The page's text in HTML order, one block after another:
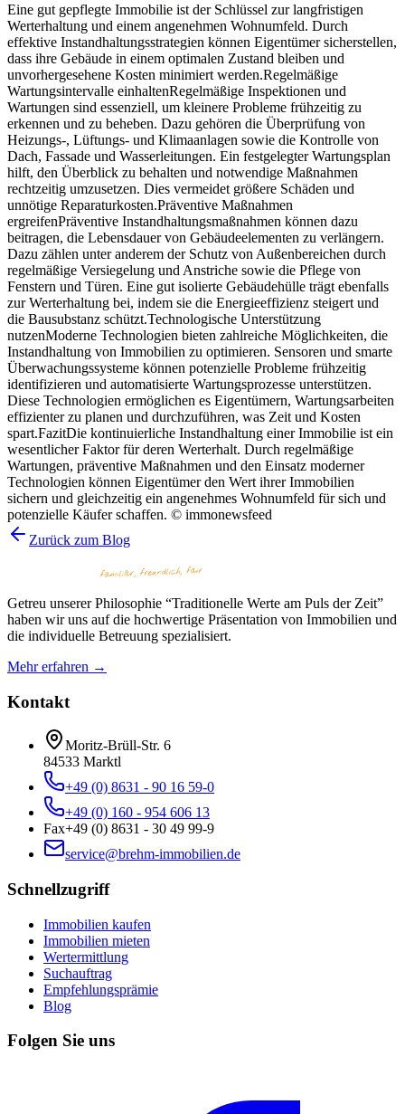
Eine gut gepflegte Immobilie ist der Schlüssel zur langfristigen
Werterhaltung und einem angenehmen Wohnumfeld. Durch
effektive Instandhaltungsstrategien können Eigentümer sicherstellen,
dass ihre Gebäude in einem optimalen Zustand bleiben und
unvorhergesehene Kosten minimiert werden.Regelmäßige
Wartungsintervalle einhaltenRegelmäßige Inspektionen und
Wartungen sind essenziell, um kleinere Probleme frühzeitig zu
erkennen und zu beheben. Dazu gehören die Überprüfung von
Heizungs-, Lüftungs- und Klimaanlagen sowie die Kontrolle von
Dach, Fassade und Wasserleitungen. Ein festgelegter Wartungsplan
hilft, den Überblick zu behalten und notwendige Maßnahmen
rechtzeitig umzusetzen. Dies vermeidet größere Schäden und
unnötige Reparaturkosten.Präventive Maßnahmen
ergreifenPräventive Instandhaltungsmaßnahmen können dazu
beitragen, die Lebensdauer von Gebäudeelementen zu verlängern.
Dazu zählen unter anderem der Schutz von Außenbereichen durch
regelmäßige Versiegelung und Anstriche sowie die Pflege von
Fenstern und Türen. Eine gut isolierte Gebäudehülle trägt ebenfalls
zur Werterhaltung bei, indem sie die Energieeffizienz steigert und
die Bausubstanz schützt.Technologische Unterstützung
nutzenModerne Technologien bieten zahlreiche Möglichkeiten, die
Instandhaltung von Immobilien zu optimieren. Sensoren und smarte
Überwachungssysteme können potenzielle Probleme frühzeitig
identifizieren und automatisierte Wartungsprozesse unterstützen.
Diese Technologien ermöglichen es Eigentümern, Wartungsarbeiten
effizienter zu planen und durchzuführen, was Zeit und Kosten
spart.FazitDie kontinuierliche Instandhaltung einer Immobilie ist ein
wesentlicher Faktor für deren Werterhalt. Durch regelmäßige
Wartungen, präventive Maßnahmen und den Einsatz moderner
Technologien können Eigentümer den Wert ihrer Immobilien
sichern und gleichzeitig ein angenehmes Wohnumfeld für sich und
potenzielle Käufer schaffen. © immonewsfeed
Zurück zum Blog
Getreu unserer Philosophie “Traditionelle Werte am Puls der Zeit”
haben wir uns auf die hochwertige Präsentation von Immobilien und
die individuelle Betreuung spezialisiert.
Mehr erfahren →
Kontakt
Moritz-Brüll-Str. 6
84533 Marktl
+49 (0) 8631 - 90 16 59-0
+49 (0) 160 - 954 606 13
Fax+49 (0) 8631 - 30 49 99-9
service@brehm-immobilien.de
Schnellzugriff
Immobilien kaufen
Immobilien mieten
Wertermittlung
Suchauftrag
Empfehlungsprämie
Blog
Folgen Sie uns